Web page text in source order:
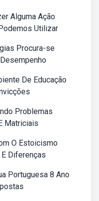
Alguma Ação
Utilizar
Procura-se
De Educação
Problemas
Matriciais
O Estoicismo
Diferenças
Portuguesa 8 Ano